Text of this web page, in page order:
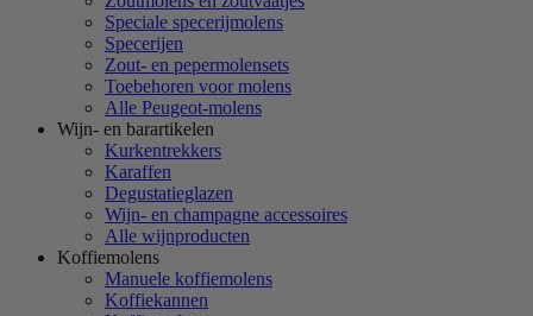
Speciale specerijmolens
Specerijen
Zout- en pepermolensets
Toebehoren voor molens
Alle Peugeot-molens
Wijn- en barartikelen
Kurkentrekkers
Karaffen
Degustatieglazen
Wijn- en champagne accessoires
Alle wijnproducten
Koffiemolens
Manuele koffiemolens
Koffiekannen